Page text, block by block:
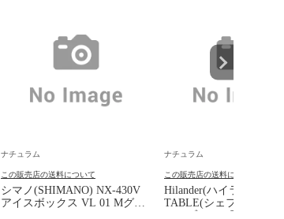
ナチュラム
この販売店の送料について
シマノ(SHIMANO) NX-430V
アイスボックス VL 01 Mグレ
ナチュラム
この販売店の送料について
Hilander(ハイランダー)
TABLE(シェフテーブル